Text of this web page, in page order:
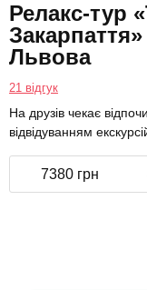
Релакс-тур
Закарпаття»
Львова
21 відгук
На друзів чекає
відвідуванням
7380 грн